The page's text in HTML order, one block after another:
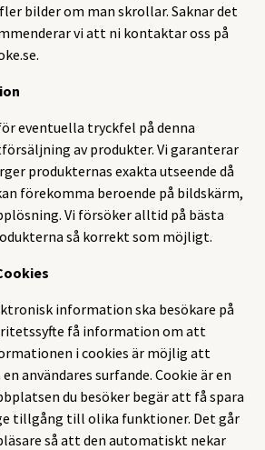
bilder om man skrollar. Saknar det
vi att ni kontaktar oss på
.
eventuella tryckfel på denna
av produkter. Vi garanterar
produkternas exakta utseende då
förekomma beroende på bildskärm,
Vi försöker alltid på bästa
så korrekt som möjligt.
information ska besökare på
få information om att
i cookies är möjlig att
användares surfande. Cookie är en
du besöker begär att få spara
tillgång till olika funktioner. Det går
så att den automatiskt nekar